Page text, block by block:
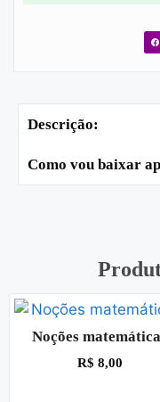
Descrição:
Como vou baixar
Noções
R$ 8,00